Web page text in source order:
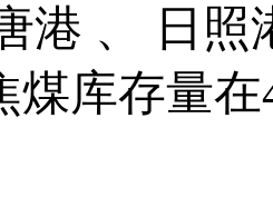
港 、 日
煤库存量